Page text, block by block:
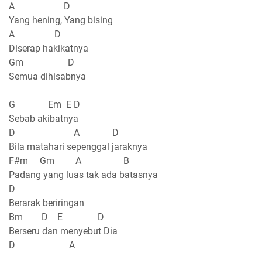
A D
Yang hening, Yang bising
A D
Diserap hakikatnya
Gm D
Semua dihisabnya
G Em E D
Sebab akibatnya
D A D
Bila matahari sepenggal jaraknya
F#m Gm A B
Padang yang luas tak ada batasnya
D
Berarak beriringan
Bm D E D
Berseru dan menyebut Dia
D A